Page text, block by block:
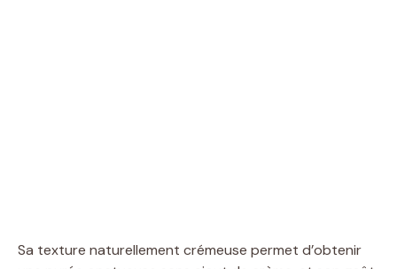
Sa texture naturellement crémeuse permet d’obtenir